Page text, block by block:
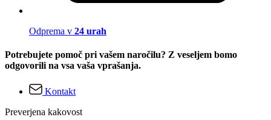
Odprema v 24 urah
Potrebujete pomoč pri vašem naročilu? Z veseljem bomo
odgovorili na vsa vaša vprašanja.
Kontakt
Preverjena kakovost